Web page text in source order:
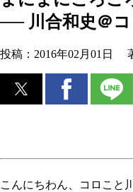
── 川合和史＠
投稿： 2016年02月01日
こんにちわん、コロこと